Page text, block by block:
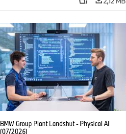
BMW Group Plant Landshut - Physical AI
(07/2026)